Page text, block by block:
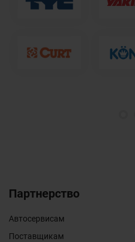
Партнерство
Автосервисам
Поставщикам